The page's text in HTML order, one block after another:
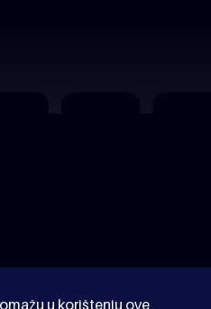
u korištenju ove